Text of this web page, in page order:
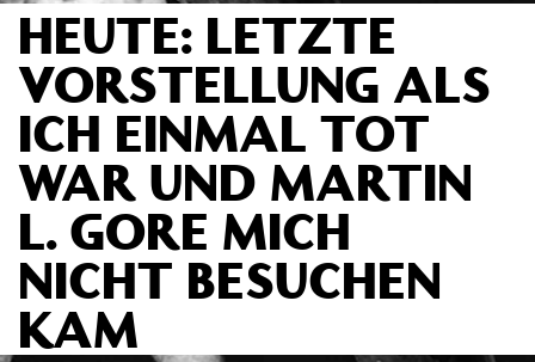
HEUTE: LETZTE
VORSTELLUNG ALS
ICH EINMAL TOT
WAR UND MARTIN
L. GORE MICH
NICHT BESUCHEN
KAM